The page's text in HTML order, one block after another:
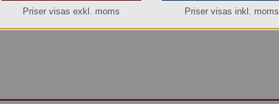
Priser visas exkl. moms Priser visas inkl. moms